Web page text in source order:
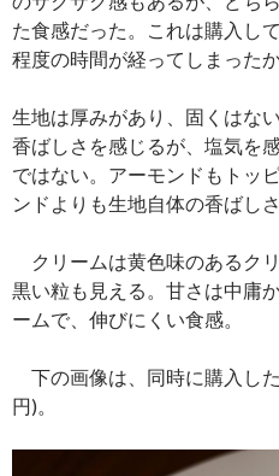
た食感だった。これは購入し
程度の時間が経ってしまった
生地は厚みがあり、固くはな
香ばしさを感じるが、塩気を
ではない。アーモンドもトッ
ンドよりも生地自体の香ばし
クリームは黄色味のあるク
黒い粒も見える。甘さは中庸
ームで、伸びにくい食感。
下の画像は、同時に購入し
円)。